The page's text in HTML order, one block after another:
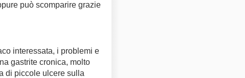
può scomparire grazie
interessata, i problemi e
gastrite cronica, molto
di piccole ulcere sulla